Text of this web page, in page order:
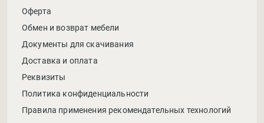
Оферта
Обмен и возврат мебели
Документы для скачивания
Доставка и оплата
Реквизиты
Политика конфиденциальности
Правила применения рекомендательных технологий